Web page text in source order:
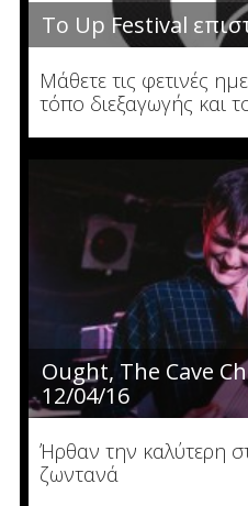
Το Up Festival
Μάθετε τις φετινές
τόπο διεξαγωγής και
Ought, The Cave
12/04/16
Ήρθαν την καλύτερη
ζωντανά